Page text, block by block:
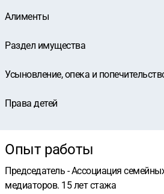
Алименты
Раздел имущества
Усыновление, опека и
Права детей
Опыт работы
Председатель - Ассоциация
медиаторов. 15 лет стажа